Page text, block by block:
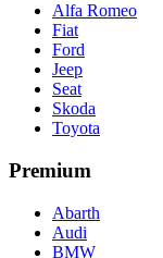
Alfa Romeo
Fiat
Ford
Jeep
Seat
Skoda
Toyota
Premium
Abarth
Audi
BMW